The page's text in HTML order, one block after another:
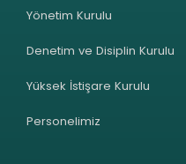
Yönetim Kurulu
Denetim ve Disiplin Kurulu
Yüksek İstişare Kurulu
Personelimiz